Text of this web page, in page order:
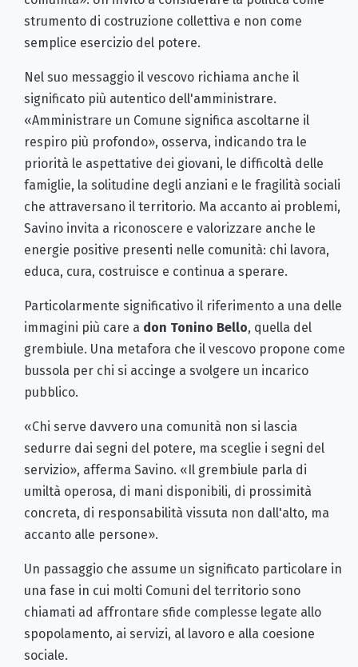
strumento di costruzione collettiva e non come
semplice esercizio del potere.
Nel suo messaggio il vescovo richiama anche il
significato più autentico dell'amministrare.
«Amministrare un Comune significa ascoltarne il
respiro più profondo», osserva, indicando tra le
priorità le aspettative dei giovani, le difficoltà delle
famiglie, la solitudine degli anziani e le fragilità sociali
che attraversano il territorio. Ma accanto ai problemi,
Savino invita a riconoscere e valorizzare anche le
energie positive presenti nelle comunità: chi lavora,
educa, cura, costruisce e continua a sperare.
Particolarmente significativo il riferimento a una delle
immagini più care a don Tonino Bello, quella del
grembiule. Una metafora che il vescovo propone come
bussola per chi si accinge a svolgere un incarico
pubblico.
«Chi serve davvero una comunità non si lascia
sedurre dai segni del potere, ma sceglie i segni del
servizio», afferma Savino. «Il grembiule parla di
umiltà operosa, di mani disponibili, di prossimità
concreta, di responsabilità vissuta non dall'alto, ma
accanto alle persone».
Un passaggio che assume un significato particolare in
una fase in cui molti Comuni del territorio sono
chiamati ad affrontare sfide complesse legate allo
spopolamento, ai servizi, al lavoro e alla coesione
sociale.